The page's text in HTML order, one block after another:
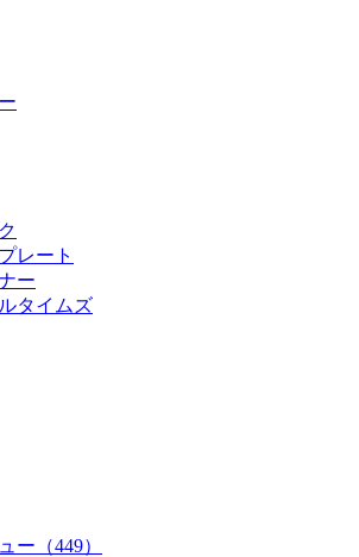
レート
ー
タイムズ
ー（449）